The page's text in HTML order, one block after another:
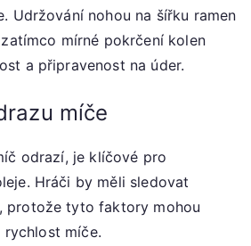
Udržování nohou na šířku ramen
mírné pokrčení kolen
a připravenost na úder.
míče
odrazí, je klíčové pro
Hráči by měli sledovat
protože tyto faktory mohou
míče.